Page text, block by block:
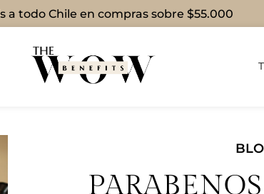
a todo Chile en compras sobre $55.000